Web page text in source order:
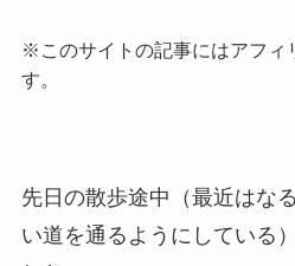
※このサイトの記事にはアフィ
す。
先日の散歩途中（最近はな
い道を通るようにしている